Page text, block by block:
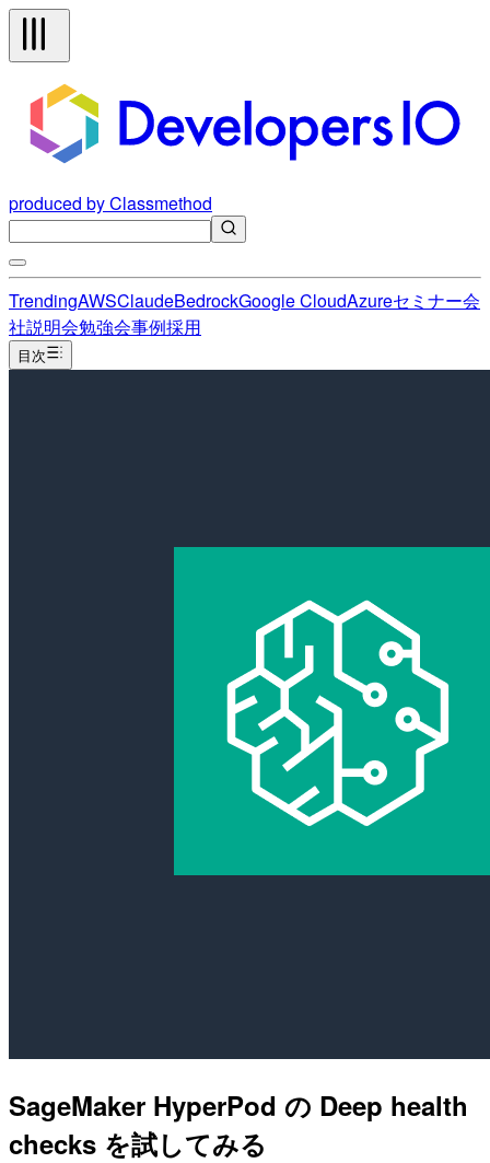
produced by Classmethod
TrendingAWSClaudeBedrockGoogle CloudAzureセミナー会
社説明会勉強会事例採用
目次
SageMaker HyperPod の Deep health
checks を試してみる